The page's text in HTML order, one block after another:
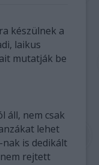
készülnek a
laikus
mutatják be
áll, nem csak
lehet
is dedikált
rejtett